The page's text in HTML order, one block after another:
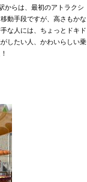
からは、最初のアトラクシ
動手段ですが、高さもかな
な人には、ちょっとドキド
したい人、かわいらしい乗